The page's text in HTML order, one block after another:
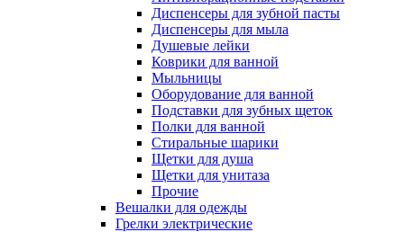
Диспенсеры для зубной пасты
Диспенсеры для мыла
Душевые лейки
Коврики для ванной
Мыльницы
Оборудование для ванной
Подставки для зубных щеток
Полки для ванной
Стиральные шарики
Щетки для душа
Щетки для унитаза
Прочие
Вешалки для одежды
Грелки электрические